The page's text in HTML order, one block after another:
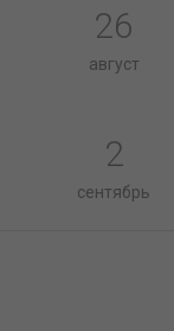
26
август
2
сентябрь